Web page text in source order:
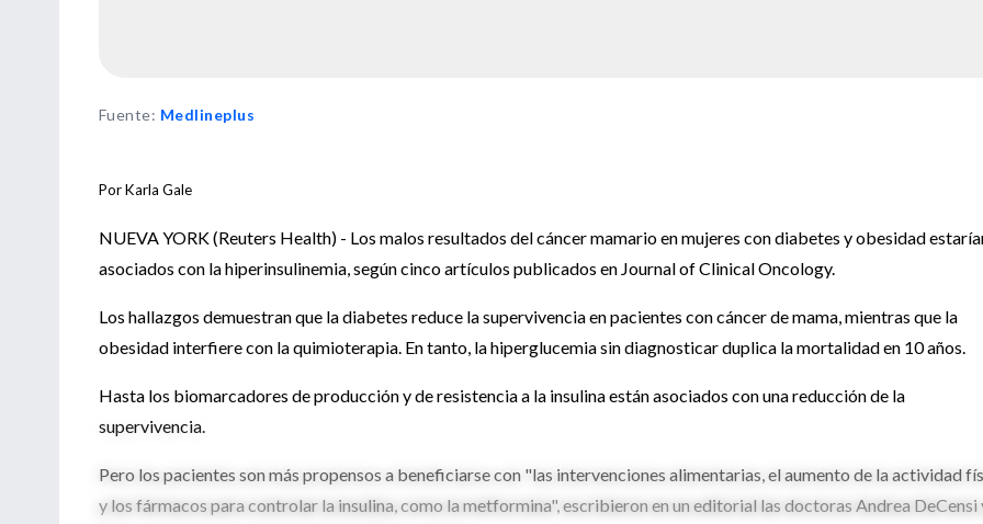
Fuente: Medlineplus
Por Karla Gale
NUEVA YORK (Reuters Health) - Los malos resultados del cáncer mamario en mujeres con diabetes y obesidad
asociados con la hiperinsulinemia, según cinco artículos publicados en Journal of Clinical Oncology.
Los hallazgos demuestran que la diabetes reduce la supervivencia en pacientes con cáncer de mama, mientras que la
obesidad interfiere con la quimioterapia. En tanto, la hiperglucemia sin diagnosticar duplica la mortalidad en 10 años.
Hasta los biomarcadores de producción y de resistencia a la insulina están asociados con una reducción de la
supervivencia.
Pero los pacientes son más propensos a beneficiarse con "las intervenciones alimentarias, el aumento de la actividad
y los fármacos para controlar la insulina, como la metformina", escribieron en un editorial las doctoras Andrea DeCensi